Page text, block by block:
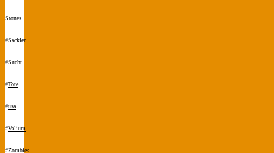
Stones
#Sackler
#Sucht
#Tote
#usa
#Valium
#Zombies